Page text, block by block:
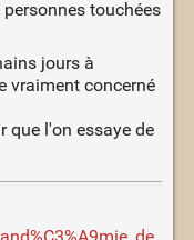
touchées
jours à
vraiment concerné
que l'on essaye de